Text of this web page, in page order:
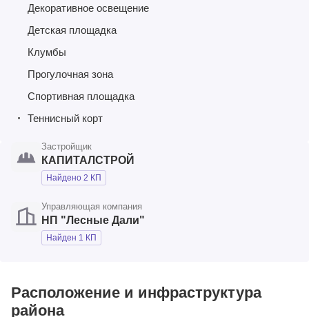
Декоративное освещение
Детская площадка
Клумбы
Прогулочная зона
Спортивная площадка
Теннисный корт
Застройщик
КАПИТАЛСТРОЙ
Найдено 2 КП
Управляющая компания
НП "Лесные Дали"
Найден 1 КП
Расположение и инфраструктура
района